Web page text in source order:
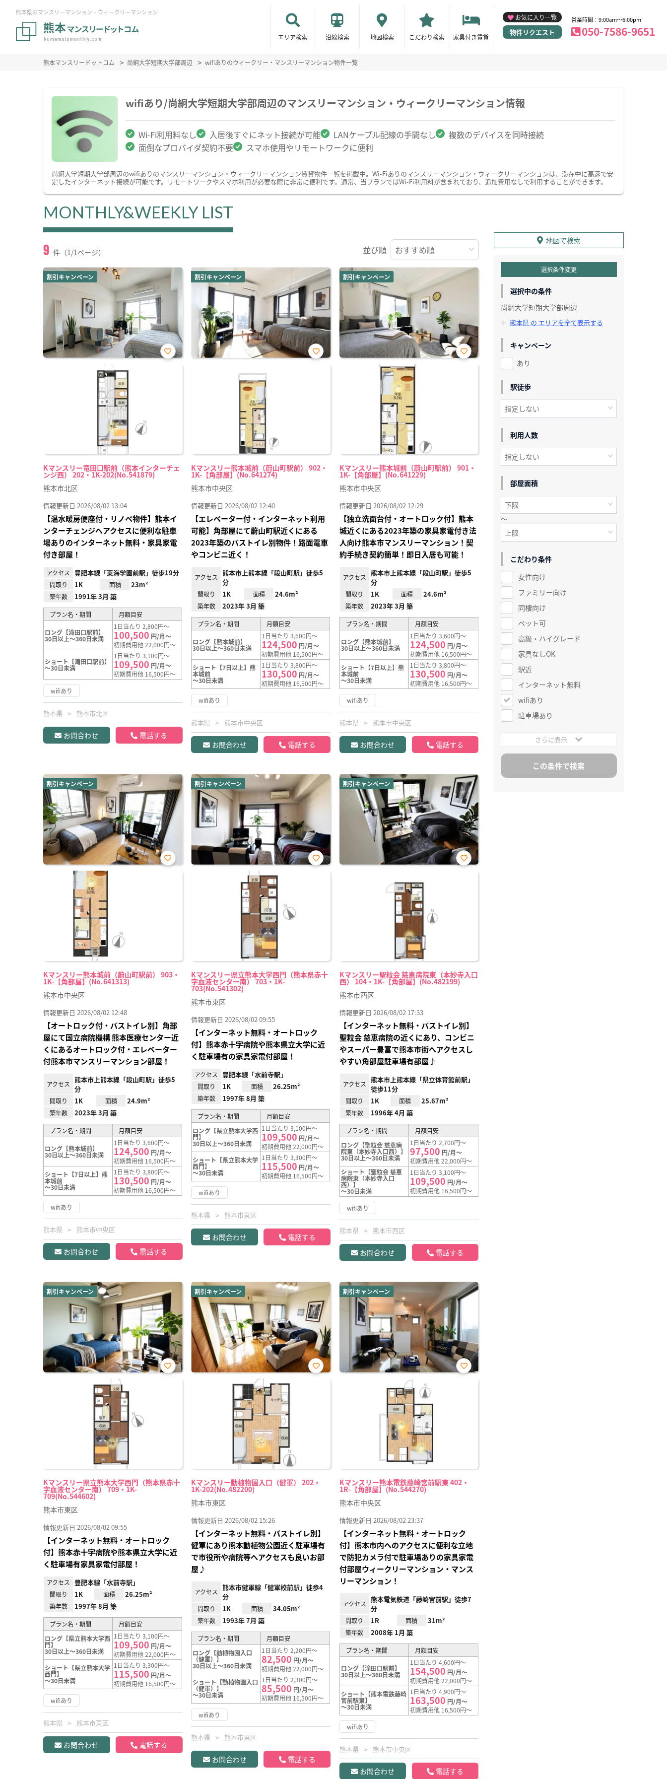
熊本県のマンスリーマンション・ウィークリーマンション
エリア検索 沿線検索 地図検索 こだわり検索 家具付き賃貸
お気に入り一覧
物件リクエスト
営業時間：9:00am～6:00pm
050-7586-9651
熊本マンスリードットコム 尚絅大学短期大学部周辺 wifiありのウィークリー・マンスリーマンション物件一覧
wifiあり/尚絅大学短期大学部周辺のマンスリーマンション・ウィークリーマンション情報
Wi-Fi利用料なし 入居後すぐにネット接続が可能 LANケーブル配線の手間なし
複数のデバイスを同時接続
面倒なプロバイダ契約不要
スマホ使用やリモートワークに便利
尚絅大学短期大学部周辺のwifiありのマンスリーマンション・ウィークリーマンション賃貸物件一覧を掲載中。Wi-Fiありのマンスリーマンション・ウィークリーマンションは、滞在中に高速で安
定したインターネット接続が可能です。リモートワークやスマホ利用が必要な際に非常に便利です。通常、当プランではWi-Fi利用料が含まれており、追加費用なしで利用することができます。
MONTHLY&WEEKLY LIST
9 件（1/1ページ） 並び順
割引キャンペーン
Kマンスリー竜田口駅前（熊本インターチェ
ンジ西） 202・1K-202(No.541879)
お気
熊本市北区
情報更新日 2026/08/02 13:04
【温水暖房便座付・リノベ物件】熊本イ
ンターチェンジへアクセスに便利な駐車
場ありのインターネット無料・家具家電
付き部屋！
アクセス 豊肥本線「東海学園前駅」徒歩19分
間取り 1K 面積 23m²
築年数 1991年 3月 築
プラン名・期間 月額目安
ロング【滝田口駅前】
30日以上～360日未満
1日当たり 2,800円～
100,500 円/月～
初期費用他 22,000円～
ショート【滝田口駅前】
～30日未満
1日当たり 3,100円～
109,500 円/月～
初期費用他 16,500円～
wifiあり
熊本県 熊本市北区
お問合わせ 電話する
割引キャンペーン
Kマンスリー熊本城前（蔚山町駅前） 902・
1K-【角部屋】(No.641274)
お気
熊本市中央区
情報更新日 2026/08/02 12:40
【エレベーター付・インターネット利用
可能】角部屋にて蔚山町駅近くにある
2023年築のバストイレ別物件！路面電車
やコンビニ近く！
アクセス
熊本市上熊本線「段山町駅」徒歩5
分
間取り 1K 面積 24.6m²
築年数 2023年 3月 築
プラン名・期間 月額目安
ロング【熊本城前】
30日以上～360日未満
1日当たり 3,600円～
124,500 円/月～
初期費用他 16,500円～
ショート【7日以上】熊
本城前
～30日未満
1日当たり 3,800円～
130,500 円/月～
初期費用他 16,500円～
wifiあり
熊本県 熊本市中央区
お問合わせ 電話する
割引キャンペーン
Kマンスリー熊本城前（蔚山町駅前） 901・
1K-【角部屋】(No.641229)
お気
熊本市中央区
情報更新日 2026/08/02 12:29
【独立洗面台付・オートロック付】熊本
城近くにある2023年築の家具家電付き法
人向け熊本市マンスリーマンション！契
約手続き契約簡単！即日入居も可能！
アクセス
熊本市上熊本線「段山町駅」徒歩5
分
間取り 1K 面積 24.6m²
築年数 2023年 3月 築
プラン名・期間 月額目安
ロング【熊本城前】
30日以上～360日未満
1日当たり 3,600円～
124,500 円/月～
初期費用他 16,500円～
ショート【7日以上】熊
本城前
～30日未満
1日当たり 3,800円～
130,500 円/月～
初期費用他 16,500円～
wifiあり
熊本県 熊本市中央区
お問合わせ 電話する
割引キャンペーン
Kマンスリー熊本城前（蔚山町駅前） 903・
1K-【角部屋】(No.641313)
お気
熊本市中央区
情報更新日 2026/08/02 12:48
【オートロック付・バストイレ別】角部
屋にて国立病院機構 熊本医療センター近
くにあるオートロック付・エレベーター
付熊本市マンスリーマンション部屋！
アクセス
熊本市上熊本線「段山町駅」徒歩5
分
間取り 1K 面積 24.9m²
築年数 2023年 3月 築
プラン名・期間 月額目安
ロング【熊本城前】
30日以上～360日未満
1日当たり 3,600円～
124,500 円/月～
初期費用他 16,500円～
ショート【7日以上】熊
本城前
～30日未満
1日当たり 3,800円～
130,500 円/月～
初期費用他 16,500円～
wifiあり
熊本県 熊本市中央区
お問合わせ 電話する
割引キャンペーン
Kマンスリー県立熊本大学西門（熊本県赤十
字血液センター南） 703・1K-
703(No.541302)
お気
熊本市東区
情報更新日 2026/08/02 09:55
【インターネット無料・オートロック
付】熊本赤十字病院や熊本県立大学に近
く駐車場有の家具家電付部屋！
アクセス 豊肥本線「水前寺駅」
間取り 1K 面積 26.25m²
築年数 1997年 8月 築
プラン名・期間
月額目安
ロング【県立熊本大学西
門】
30日以上～360日未満
1日当たり 3,100円～
109,500 円/月～
初期費用他 22,000円～
ショート【県立熊本大学
西門】
～30日未満
1日当たり 3,300円～
115,500 円/月～
初期費用他 16,500円～
wifiあり
熊本県 熊本市東区
お問合わせ 電話する
割引キャンペーン
Kマンスリー聖粒会 慈恵病院東（本妙寺入口
西） 104・1K-【角部屋】(No.482199)
お気
熊本市西区
情報更新日 2026/08/02 17:33
【インターネット無料・バストイレ別】
聖粒会 慈恵病院の近くにあり、コンビニ
やスーパー豊富で熊本市街へアクセスし
やすい角部屋駐車場有部屋♪
アクセス
熊本市上熊本線「県立体育館前駅」
徒歩11分
間取り 1K 面積 25.67m²
築年数 1996年 4月 築
プラン名・期間
月額目安
ロング【聖粒会 慈恵病
院東（本妙寺入口西）】
30日以上～360日未満
1日当たり 2,700円～
97,500 円/月～
初期費用他 22,000円～
ショート【聖粒会 慈恵
病院東（本妙寺入口
西）】
～30日未満
1日当たり 3,100円～
109,500 円/月～
初期費用他 16,500円～
wifiあり
熊本県 熊本市西区
お問合わせ 電話する
割引キャンペーン
Kマンスリー県立熊本大学西門（熊本県赤十
字血液センター南） 709・1K-
709(No.544602)
お気
熊本市東区
情報更新日 2026/08/02 09:55
【インターネット無料・オートロック
付】熊本赤十字病院や熊本県立大学に近
く駐車場有家具家電付部屋！
アクセス 豊肥本線「水前寺駅」
間取り 1K 面積 26.25m²
築年数 1997年 8月 築
プラン名・期間
月額目安
ロング【県立熊本大学西
門】
30日以上～360日未満
1日当たり 3,100円～
109,500 円/月～
初期費用他 22,000円～
ショート【県立熊本大学
西門】
～30日未満
1日当たり 3,300円～
115,500 円/月～
初期費用他 16,500円～
wifiあり
熊本県 熊本市東区
お問合わせ 電話する
割引キャンペーン
Kマンスリー動植物園入口（健軍） 202・
1K-202(No.482200)
お気
熊本市東区
情報更新日 2026/08/02 15:26
【インターネット無料・バストイレ別】
健軍にあり熊本動植物公園近く駐車場有
で市役所や病院等へアクセスも良いお部
屋♪
アクセス
熊本市健軍線「健軍校前駅」徒歩4
分
間取り 1K 面積 34.05m²
築年数 1993年 7月 築
プラン名・期間
月額目安
ロング【動植物園入口
（健軍）】
30日以上～360日未満
1日当たり 2,200円～
82,500 円/月～
初期費用他 22,000円～
ショート【動植物園入口
（健軍）】
～30日未満
1日当たり 2,300円～
85,500 円/月～
初期費用他 16,500円～
wifiあり
熊本県 熊本市東区
お問合わせ 電話する
割引キャンペーン
Kマンスリー熊本電鉄藤崎宮前駅東 402・
1R-【角部屋】(No.544270)
お気
熊本市中央区
情報更新日 2026/08/02 23:37
【インターネット無料・オートロック
付】熊本市内へのアクセスに便利な立地
で防犯カメラ付で駐車場ありの家具家電
付部屋ウィークリーマンション・マンス
リーマンション！
アクセス
熊本電気鉄道「藤崎宮前駅」徒歩7
分
間取り 1R 面積 31m²
築年数 2008年 1月 築
プラン名・期間 月額目安
ロング【滝田口駅前】
30日以上～360日未満
1日当たり 4,600円～
154,500 円/月～
初期費用他 22,000円～
ショート【熊本電鉄藤崎
宮前駅東】
～30日未満
1日当たり 4,900円～
163,500 円/月～
初期費用他 16,500円～
wifiあり
熊本県 熊本市中央区
お問合わせ 電話する
地図で検索
選択条件変更
選択中の条件
尚絅大学短期大学部周辺
熊本県 の エリアを全て表示する
キャンペーン
あり
駅徒歩
利用人数
部屋面積
～
こだわり条件
女性向け
ファミリー向け
同棲向け
ペット可
高級・ハイグレード
家具なしOK
駅近
インターネット無料
wifiあり
駐車場あり
さらに表示